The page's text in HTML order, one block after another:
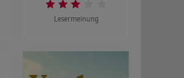
Lesermeinung